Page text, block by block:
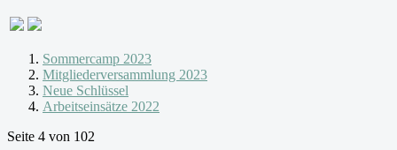
Sommercamp 2023
Mitgliederversammlung 2023
Neue Schlüssel
Arbeitseinsätze 2022
Seite 4 von 102